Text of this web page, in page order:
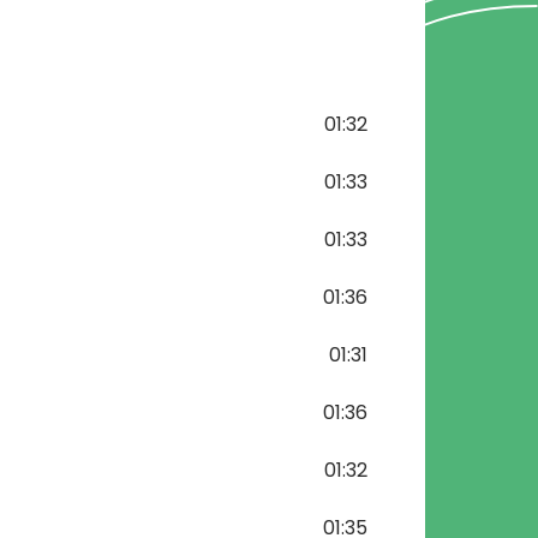
01:32
01:33
01:33
01:36
01:31
01:36
01:32
01:35